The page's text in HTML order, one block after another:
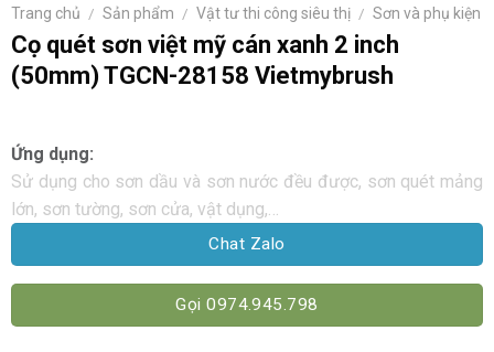
Trang chủ / Sản phẩm / Vật tư thi công siêu thị / Sơn và phụ kiện
Cọ quét sơn việt mỹ cán xanh 2 inch
(50mm) TGCN-28158 Vietmybrush
Ứng dụng:
Sử dụng cho sơn dầu và sơn nước đều được, sơn quét mảng
lớn, sơn tường, sơn cửa, vật dụng,…
Chat Zalo
Gọi 0974.945.798